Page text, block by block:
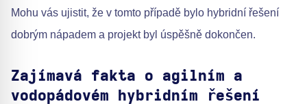
Mohu vás ujistit, že v tomto případě bylo hybridní řešení
dobrým nápadem a projekt byl úspěšně dokončen.
Zajímavá fakta o agilním a
vodopádovém hybridním řešení